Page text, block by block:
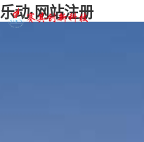
乐动·网站注册